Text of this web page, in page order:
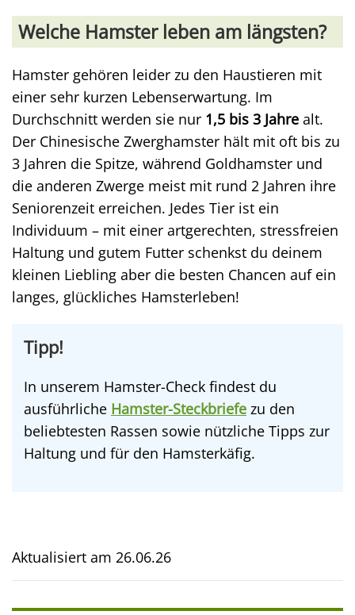
Welche Hamster leben am längsten?
Hamster gehören leider zu den Haustieren mit
einer sehr kurzen Lebenserwartung. Im
Durchschnitt werden sie nur 1,5 bis 3 Jahre alt.
Der Chinesische Zwerghamster hält mit oft bis zu
3 Jahren die Spitze, während Goldhamster und
die anderen Zwerge meist mit rund 2 Jahren ihre
Seniorenzeit erreichen. Jedes Tier ist ein
Individuum – mit einer artgerechten, stressfreien
Haltung und gutem Futter schenkst du deinem
kleinen Liebling aber die besten Chancen auf ein
langes, glückliches Hamsterleben!
Tipp!
In unserem Hamster-Check findest du
ausführliche Hamster-Steckbriefe zu den
beliebtesten Rassen sowie nützliche Tipps zur
Haltung und für den Hamsterkäfig.
Aktualisiert am 26.06.26